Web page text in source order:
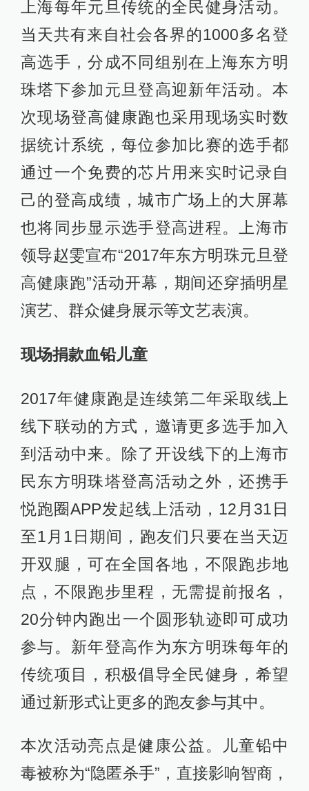
上海每年元旦传统的全民健身活动。
当天共有来自社会各界的1000多名登
高选手，分成不同组别在上海东方明
珠塔下参加元旦登高迎新年活动。本
次现场登高健康跑也采用现场实时数
据统计系统，每位参加比赛的选手都
通过一个免费的芯片用来实时记录自
己的登高成绩，城市广场上的大屏幕
也将同步显示选手登高进程。上海市
领导赵雯宣布“2017年东方明珠元旦登
高健康跑”活动开幕，期间还穿插明星
演艺、群众健身展示等文艺表演。
现场捐款血铅儿童
2017年健康跑是连续第二年采取线上
线下联动的方式，邀请更多选手加入
到活动中来。除了开设线下的上海市
民东方明珠塔登高活动之外，还携手
悦跑圈APP发起线上活动，12月31日
至1月1日期间，跑友们只要在当天迈
开双腿，可在全国各地，不限跑步地
点，不限跑步里程，无需提前报名，
20分钟内跑出一个圆形轨迹即可成功
参与。新年登高作为东方明珠每年的
传统项目，积极倡导全民健身，希望
通过新形式让更多的跑友参与其中。
本次活动亮点是健康公益。儿童铅中
毒被称为“隐匿杀手”，直接影响智商，